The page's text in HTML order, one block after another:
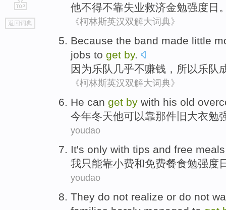
go
top
返回词典
他不得不靠失业救济金勉强度日
《柯林斯英汉双解大词典》
Because the band made little
jobs to get by.
因为乐队 几乎不赚钱 ，所以乐队
《柯林斯英汉双解大词典》
He can get by with his old
今年冬天他可以靠那件 旧 大衣勉
youdao
It's only with tips and free meals
我只能靠小费和免费餐食勉强度
youdao
They do not realize or do not